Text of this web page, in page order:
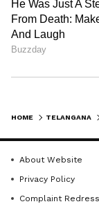
HOME TELANGANA
About Website
Privacy Policy
Complaint